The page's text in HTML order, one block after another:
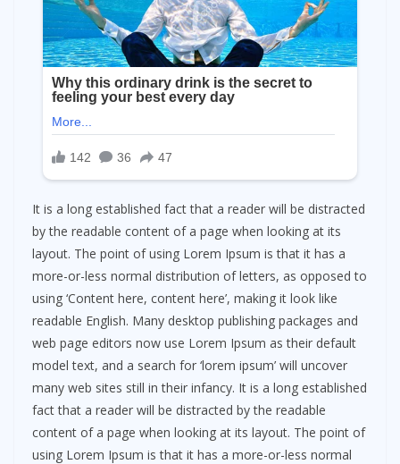
It is a long established fact that a reader will be distracted
by the readable content of a page when looking at its
layout. The point of using Lorem Ipsum is that it has a
more-or-less normal distribution of letters, as opposed to
using ‘Content here, content here’, making it look like
readable English. Many desktop publishing packages and
web page editors now use Lorem Ipsum as their default
model text, and a search for ‘lorem ipsum’ will uncover
many web sites still in their infancy. It is a long established
fact that a reader will be distracted by the readable
content of a page when looking at its layout. The point of
using Lorem Ipsum is that it has a more-or-less normal